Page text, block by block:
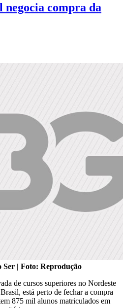
negocia compra da
| Foto: Reprodução
de cursos superiores no Nordeste
está perto de fechar a compra
875 mil alunos matriculados em